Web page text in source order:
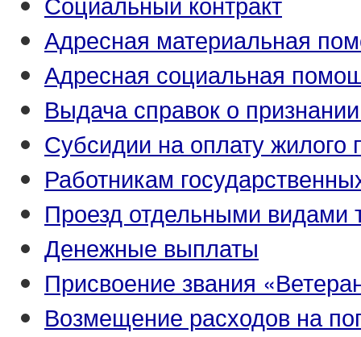
Адресная материальная
Адресная социальная
Выдача справок о
Субсидии на оплату
Работникам
Проезд отдельными видами
Денежные выплаты
Присвоение звания
Возмещение расходов на